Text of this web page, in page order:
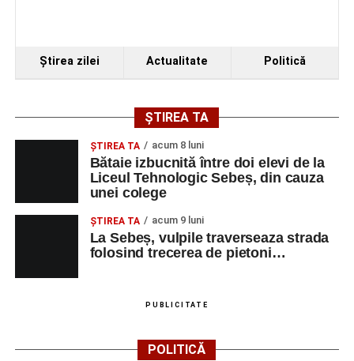
Ştirea zilei Actualitate Politică
ȘTIREA TA
ŞTIREA TA acum 8 luni
Bătaie izbucnită între doi elevi de la
Liceul Tehnologic Sebeș, din cauza
unei colege
ŞTIREA TA acum 9 luni
La Sebeș, vulpile traverseaza strada
folosind trecerea de pietoni…
PUBLICITATE
POLITICĂ